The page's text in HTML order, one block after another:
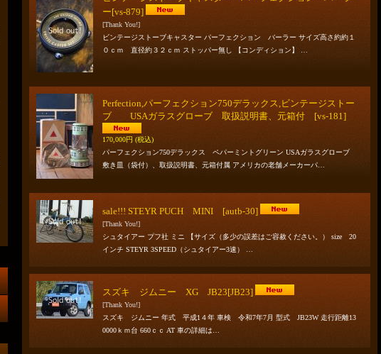
ー[vs-879]
[Thank You!]
ビンテージストーブキャスター パーフェクション バーラー サイズ高さ約約１
０ｃｍ 直径約３２ｃｍ ストッパー無し 【コンディション】 …
Perfection,パーフェクション750デラックス,ビンテージストー
ブ USAガラスグローブ 取扱説明書、元箱付 [vs-181]
170,000円 (税込)
パーフェクション750デラックス ペパーミントグリーン USAガラスグローブ
敷き皿（袋付）、取扱説明書、元箱付属 アメリカの老舗メーカーパ…
sale!!! STEYR PUCH MINI [autb-30]
[Thank You!]
シュタイアー プフ社 ミニ 【サイズ（多少の誤差はご容赦ください。） size 20
インチ STEYR 3SPEED（シュタイアー3速） …
スズキ ジムニー XG JB23[JB23]
[Thank You!]
スズキ ジムニー 年式 平成1４年 車検 令和7年7月 型式 JB23W 走行距離13
0000ｋｍ台 660ｃｃ AT 車の詳細は…